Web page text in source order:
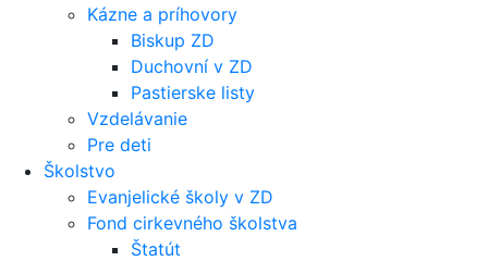
Kázne a príhovory
Biskup ZD
Duchovní v ZD
Pastierske listy
Vzdelávanie
Pre deti
Školstvo
Evanjelické školy v ZD
Fond cirkevného školstva
Štatút